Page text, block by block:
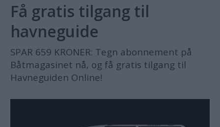
Få gratis tilgang til
havneguide
SPAR 659 KRONER: Tegn abonnement på
Båtmagasinet nå, og få gratis tilgang til
Havneguiden Online!